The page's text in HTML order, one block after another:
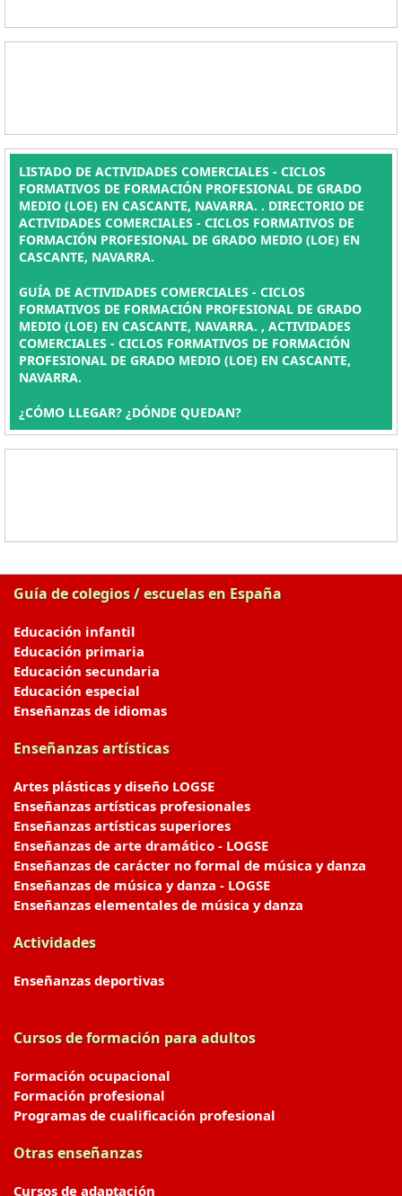
LISTADO DE ACTIVIDADES COMERCIALES - CICLOS
FORMATIVOS DE FORMACIÓN PROFESIONAL DE GRADO
MEDIO (LOE) EN CASCANTE, NAVARRA. . DIRECTORIO DE
ACTIVIDADES COMERCIALES - CICLOS FORMATIVOS DE
FORMACIÓN PROFESIONAL DE GRADO MEDIO (LOE) EN
CASCANTE, NAVARRA.
GUÍA DE ACTIVIDADES COMERCIALES - CICLOS
FORMATIVOS DE FORMACIÓN PROFESIONAL DE GRADO
MEDIO (LOE) EN CASCANTE, NAVARRA. , ACTIVIDADES
COMERCIALES - CICLOS FORMATIVOS DE FORMACIÓN
PROFESIONAL DE GRADO MEDIO (LOE) EN CASCANTE,
NAVARRA.
¿CÓMO LLEGAR? ¿DÓNDE QUEDAN?
Guía de colegios / escuelas en España
Educación infantil
Educación primaria
Educación secundaria
Educación especial
Enseñanzas de idiomas
Enseñanzas artísticas
Artes plásticas y diseño LOGSE
Enseñanzas artísticas profesionales
Enseñanzas artísticas superiores
Enseñanzas de arte dramático - LOGSE
Enseñanzas de carácter no formal de música y danza
Enseñanzas de música y danza - LOGSE
Enseñanzas elementales de música y danza
Actividades
Enseñanzas deportivas
Cursos de formación para adultos
Formación ocupacional
Formación profesional
Programas de cualificación profesional
Otras enseñanzas
Cursos de adaptación